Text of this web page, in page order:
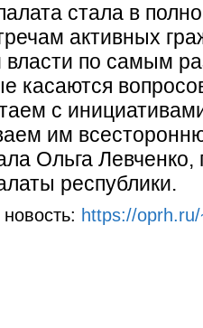
стала в
активных
власти по самым
касаются
с
им
Ольга Левченко,
республики.
https://